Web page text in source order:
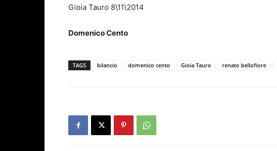
Gioia Tauro 8\11\2014
Domenico Cento
TAGS bilancio domenico cento Gioia Tauro renato bellofiore